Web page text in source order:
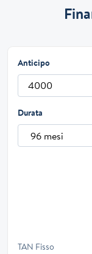
Anticipo
Durata
TAN Fisso